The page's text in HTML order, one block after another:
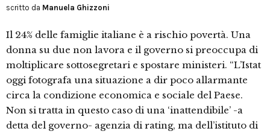
scritto da Manuela Ghizzoni
Il 24% delle famiglie italiane è a rischio povertà. Una
donna su due non lavora e il governo si preoccupa di
moltiplicare sottosegretari e spostare ministeri. “L’Istat
oggi fotografa una situazione a dir poco allarmante
circa la condizione economica e sociale del Paese.
Non si tratta in questo caso di una ‘inattendibile’ -a
detta del governo- agenzia di rating, ma dell’istituto di